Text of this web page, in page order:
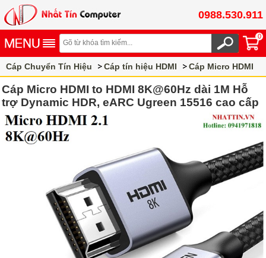
0988.530.911
0
Cáp Chuyển Tín Hiệu Cáp tín hiệu HDMI Cáp Micro HDMI
Cáp Micro HDMI to HDMI 8K@60Hz dài 1M Hỗ
trợ Dynamic HDR, eARC Ugreen 15516 cao cấp